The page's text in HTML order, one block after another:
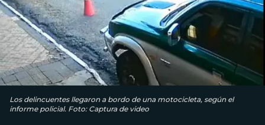
Los delincuentes llegaron a bordo de una motocicleta, según el
informe policial. Foto: Captura de video